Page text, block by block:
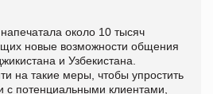
около 10 тысяч
новые возможности общения
и Узбекистана.
на такие меры, чтобы упростить
с потенциальными клиентами,